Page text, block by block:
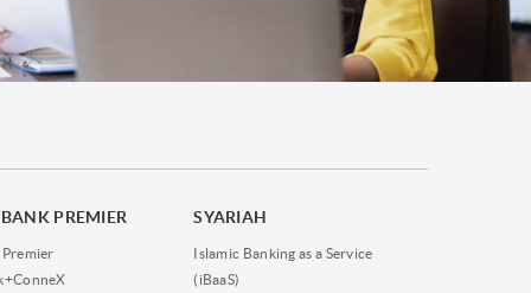
PREMIER
Premier
SYARIAH
Islamic Banking as a Service
(iBaaS)